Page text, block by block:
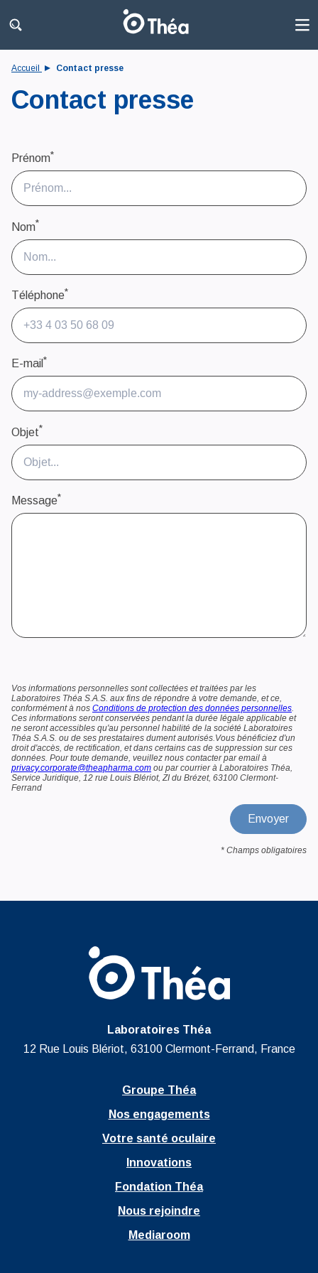
Accueil Contact presse
Contact presse
Prénom*
Nom*
Téléphone*
E-mail *
Objet*
Message*
Vos informations personnelles sont collectées et traitées par les
Laboratoires Théa S.A.S. aux fins de répondre à votre demande, et ce,
conformément à nos Conditions de protection des données personnelles.
Ces informations seront conservées pendant la durée légale applicable et
ne seront accessibles qu'au personnel habilité de la société Laboratoires
Théa S.A.S. ou de ses prestataires dument autorisés.Vous bénéficiez d'un
droit d'accès, de rectification, et dans certains cas de suppression sur ces
données. Pour toute demande, veuillez nous contacter par email à
privacy.corporate@theapharma.com ou par courrier à Laboratoires Théa,
Service Juridique, 12 rue Louis Blériot, ZI du Brézet, 63100 Clermont-
Ferrand
* Champs obligatoires
Laboratoires Théa
12 Rue Louis Blériot, 63100 Clermont-Ferrand, France
Groupe Théa
Nos engagements
Votre santé oculaire
Innovations
Fondation Théa
Nous rejoindre
Mediaroom